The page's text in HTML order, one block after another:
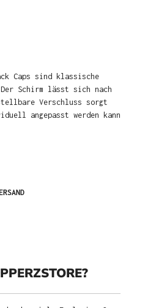
Caps sind klassische
Schirm lässt sich nach
Verschluss sorgt
angepasst werden kann